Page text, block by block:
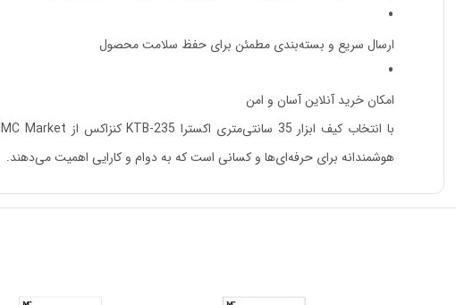
ارسال سریع و بسته‌بندی مطمئن برای حفظ سلامت محصول
امکان خرید آنلاین آسان و امن
هوشمندانه برای حرفه‌ای‌ها و کسانی است که به دوام و کارایی اهمیت می‌دهند.